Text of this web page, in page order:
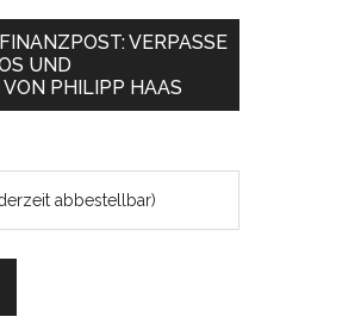
VERPASSE
UND
PHILIPP HAAS